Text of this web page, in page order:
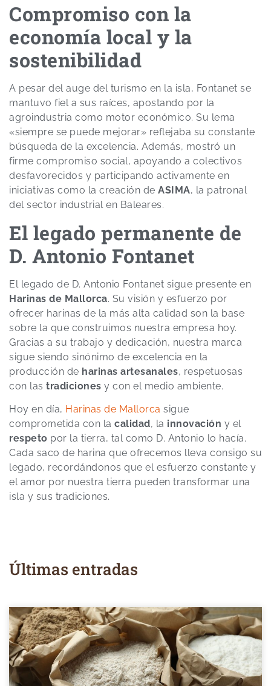
Compromiso con la
economía local y la
sostenibilidad
A pesar del auge del turismo en la isla, Fontanet se
mantuvo fiel a sus raíces, apostando por la
agroindustria como motor económico. Su lema
«siempre se puede mejorar» reflejaba su constante
búsqueda de la excelencia. Además, mostró un
firme compromiso social, apoyando a colectivos
desfavorecidos y participando activamente en
iniciativas como la creación de ASIMA, la patronal
del sector industrial en Baleares.
El legado permanente de
D. Antonio Fontanet
El legado de D. Antonio Fontanet sigue presente en
Harinas de Mallorca. Su visión y esfuerzo por
ofrecer harinas de la más alta calidad son la base
sobre la que construimos nuestra empresa hoy.
Gracias a su trabajo y dedicación, nuestra marca
sigue siendo sinónimo de excelencia en la
producción de harinas artesanales, respetuosas
con las tradiciones y con el medio ambiente.
Hoy en día, Harinas de Mallorca sigue
comprometida con la calidad, la innovación y el
respeto por la tierra, tal como D. Antonio lo hacía.
Cada saco de harina que ofrecemos lleva consigo su
legado, recordándonos que el esfuerzo constante y
el amor por nuestra tierra pueden transformar una
isla y sus tradiciones.
Últimas entradas